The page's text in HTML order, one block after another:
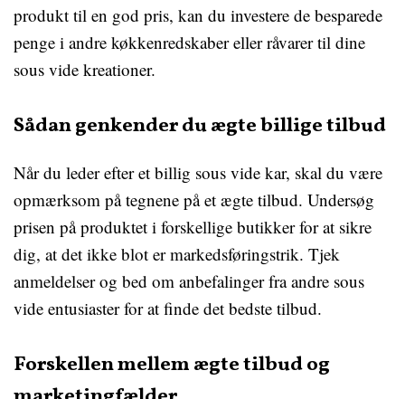
produkt til en god pris, kan du investere de besparede
penge i andre køkkenredskaber eller råvarer til dine
sous vide kreationer.
Sådan genkender du ægte billige tilbud
Når du leder efter et billig sous vide kar, skal du være
opmærksom på tegnene på et ægte tilbud. Undersøg
prisen på produktet i forskellige butikker for at sikre
dig, at det ikke blot er markedsføringstrik. Tjek
anmeldelser og bed om anbefalinger fra andre sous
vide entusiaster for at finde det bedste tilbud.
Forskellen mellem ægte tilbud og